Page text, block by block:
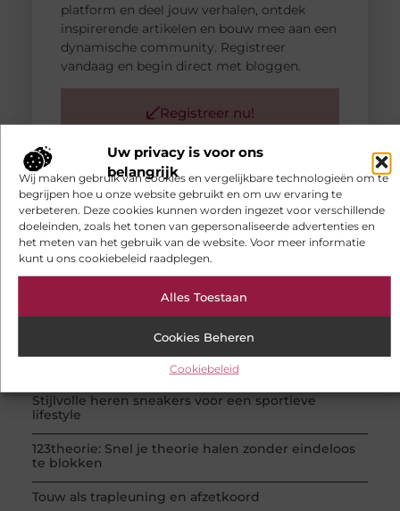
Uw privacy is voor ons
belangrijk
Wij maken gebruik van cookies en vergelijkbare technologieën om te
begrijpen hoe u onze website gebruikt en om uw ervaring te
verbeteren. Deze cookies kunnen worden ingezet voor verschillende
doeleinden, zoals het tonen van gepersonaliseerde advertenties en
het meten van het gebruik van de website. Voor meer informatie
kunt u ons cookiebeleid raadplegen.
Alles Toestaan
Cookies Beheren
Cookiebeleid
POPULAIRE ONDERWERPEN
Aanbiedingen
(66 )
Winkelen
(26 )
Dienstverlening
(24 )
Woning en Tuin
(20 )
Bedrijven
Gesloten aanhanger huren bij JobCar: veilig
vervoer voor elke klus
Stijlvolle heren sneakers voor een sportieve
lifestyle
123theorie: Snel je theorie halen zonder eindeloos
te blokken
Touw als trapleuning en afzetkoord
platform en deel jouw verhalen, ontdek
inspirerende artikelen en bouw mee aan een
dynamische community. Registreer
vandaag en begin direct met bloggen.
Registreer nu!